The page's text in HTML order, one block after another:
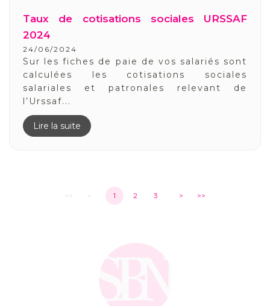
Taux de cotisations sociales URSSAF
2024
24/06/2024
Sur les fiches de paie de vos salariés sont
calculées les cotisations sociales
salariales et patronales relevant de
l’Urssaf...
Lire la suite
1 2 3 > >>